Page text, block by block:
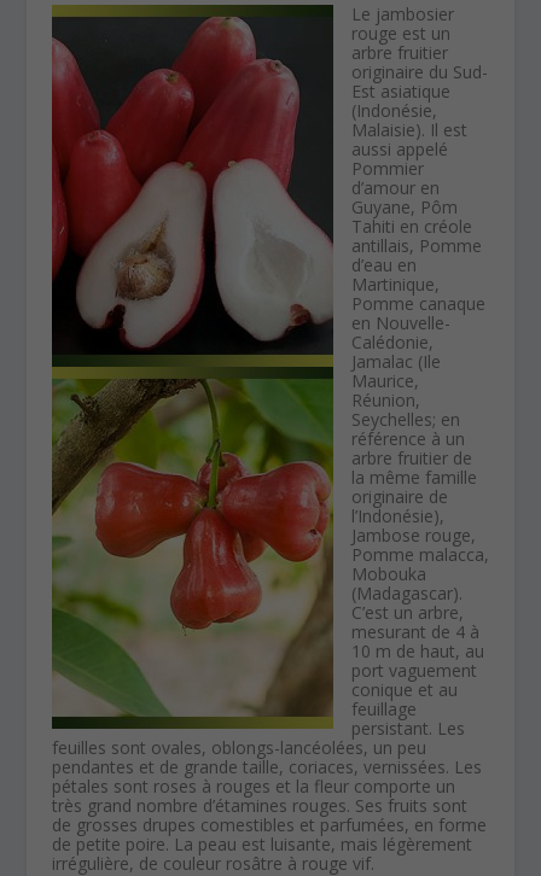
Le jambosier
rouge est un
arbre fruitier
originaire du Sud-
Est asiatique
(Indonésie,
Malaisie). Il est
aussi appelé
Pommier
d’amour en
Guyane, Pôm
Tahiti en créole
antillais, Pomme
d’eau en
Martinique,
Pomme canaque
en Nouvelle-
Calédonie,
Jamalac (Ile
Maurice,
Réunion,
Seychelles; en
référence à un
arbre fruitier de
la même famille
originaire de
l’Indonésie),
Jambose rouge,
Pomme malacca,
Mobouka
(Madagascar).
C’est un arbre,
mesurant de 4 à
10 m de haut, au
port vaguement
conique et au
feuillage
persistant. Les
feuilles sont ovales, oblongs-lancéolées, un peu
pendantes et de grande taille, coriaces, vernissées. Les
pétales sont roses à rouges et la fleur comporte un
très grand nombre d’étamines rouges. Ses fruits sont
de grosses drupes comestibles et parfumées, en forme
de petite poire. La peau est luisante, mais légèrement
irrégulière, de couleur rosâtre à rouge vif.